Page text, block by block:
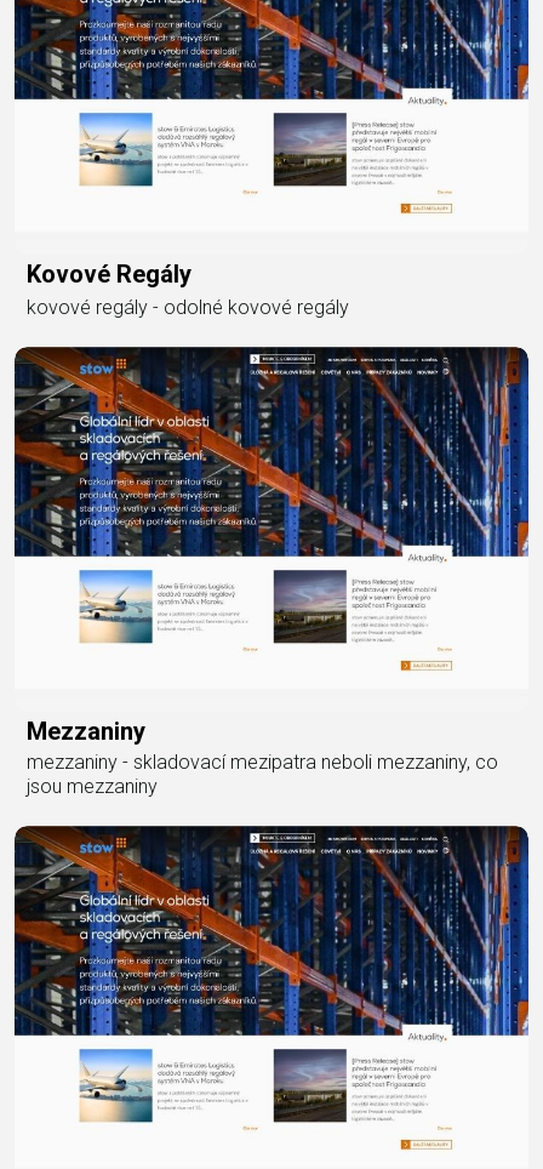
Kovové Regály
kovové regály - odolné kovové regály
Mezzaniny
mezzaniny - skladovací mezipatra neboli mezzaniny, co
jsou mezzaniny